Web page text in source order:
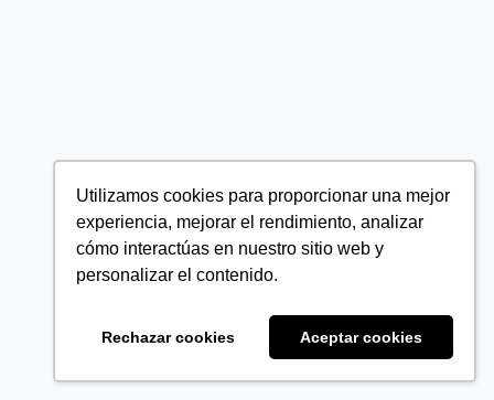
Utilizamos cookies para proporcionar una mejor
experiencia, mejorar el rendimiento, analizar
cómo interactúas en nuestro sitio web y
personalizar el contenido.
Rechazar cookies Aceptar cookies